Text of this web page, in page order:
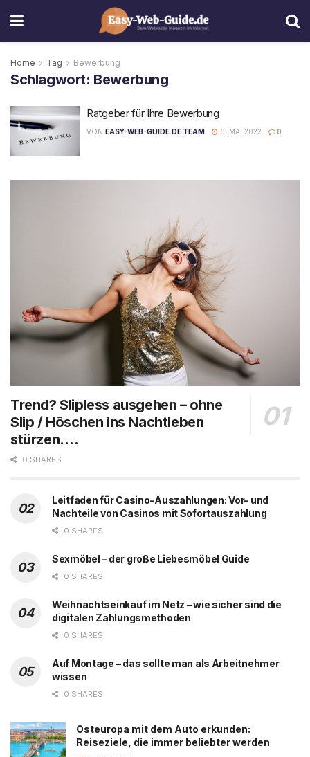
Home Tag Bewerbung
Schlagwort: Bewerbung
Ratgeber für Ihre Bewerbung
VON EASY-WEB-GUIDE.DE TEAM 6. MAI 2022 0
Trend? Slipless ausgehen – ohne
Slip / Höschen ins Nachtleben
stürzen….
0 SHARES
Leitfaden für Casino-Auszahlungen: Vor- und
Nachteile von Casinos mit Sofortauszahlung
0 SHARES
Sexmöbel – der große Liebesmöbel Guide
0 SHARES
Weihnachtseinkauf im Netz – wie sicher sind die
digitalen Zahlungsmethoden
0 SHARES
Auf Montage – das sollte man als Arbeitnehmer
wissen
0 SHARES
Osteuropa mit dem Auto erkunden:
Reiseziele, die immer beliebter werden